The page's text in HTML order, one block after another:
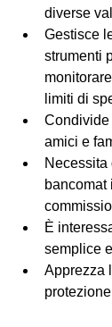
diverse
Gestisce
strumenti
limiti di
Condivide
amici e
Necessita
bancomat
È
semplice
Apprezza